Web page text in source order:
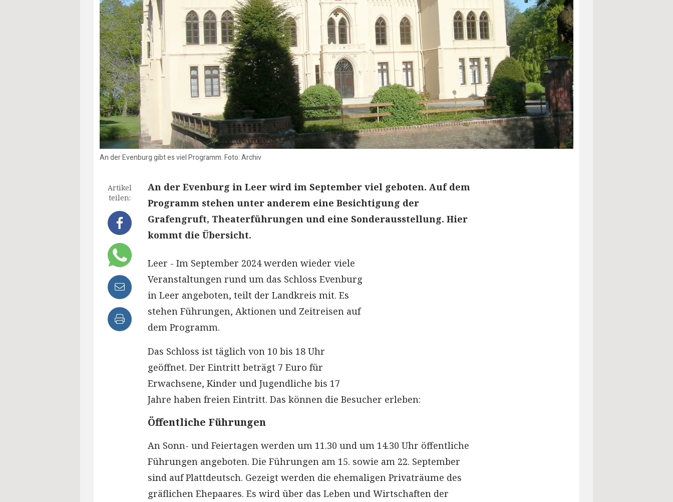
An der Evenburg gibt es viel Programm. Foto: Archiv
Artikel
teilen:
An der Evenburg in Leer wird im September viel geboten. Auf dem
Programm stehen unter anderem eine Besichtigung der
Grafengruft, Theaterführungen und eine Sonderausstellung. Hier
kommt die Übersicht.
Leer - Im September 2024 werden wieder viele
Veranstaltungen rund um das Schloss Evenburg
in Leer angeboten, teilt der Landkreis mit. Es
stehen Führungen, Aktionen und Zeitreisen auf
dem Programm.
Das Schloss ist täglich von 10 bis 18 Uhr
geöffnet. Der Eintritt beträgt 7 Euro für
Erwachsene, Kinder und Jugendliche bis 17
Jahre haben freien Eintritt. Das können die Besucher erleben:
Öffentliche Führungen
An Sonn- und Feiertagen werden um 11.30 und um 14.30 Uhr öffentliche
Führungen angeboten. Die Führungen am 15. sowie am 22. September
sind auf Plattdeutsch. Gezeigt werden die ehemaligen Privaträume des
gräflichen Ehepaares. Es wird über das Leben und Wirtschaften der